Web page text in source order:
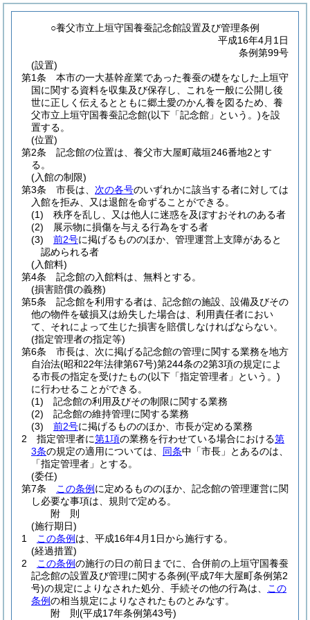
○養父市立上垣守国養蚕記念館設置及び管理条例
平成16年4月1日
条例第99号
(設置)
第1条
本市の一大基幹産業であった養蚕の礎をなした上垣守
国に関する資料を収集及び保存し、これを一般に公開し後
世に正しく伝えるとともに郷土愛のかん養を図るため、養
父市立上垣守国養蚕記念館(以下「記念館」という。)を設
置する。
(位置)
第2条
記念館の位置は、養父市大屋町蔵垣246番地2とす
る。
(入館の制限)
第3条
市長は、 次の各号のいずれかに該当する者に対しては
入館を拒み、又は退館を命ずることができる。
(1)
秩序を乱し、又は他人に迷惑を及ぼすおそれのある者
(2)
展示物に損傷を与える行為をする者
(3)
前2号に掲げるもののほか、管理運営上支障があると
認められる者
(入館料)
第4条
記念館の入館料は、無料とする。
(損害賠償の義務)
第5条
記念館を利用する者は、記念館の施設、設備及びその
他の物件を破損又は紛失した場合は、利用責任者におい
て、それによって生じた損害を賠償しなければならない。
(指定管理者の指定等)
第6条
市長は、次に掲げる記念館の管理に関する業務を地方
自治法(昭和22年法律第67号)第244条の2第3項の規定によ
る市長の指定を受けたもの(以下「指定管理者」という。)
に行わせることができる。
(1)
記念館の利用及びその制限に関する業務
(2)
記念館の維持管理に関する業務
(3)
前2号に掲げるもののほか、市長が定める業務
2
指定管理者に第1項の業務を行わせている場合における第
3条の規定の適用については、 同条中「市長」とあるのは、
「指定管理者」とする。
(委任)
第7条
この条例 に定めるもののほか、記念館の管理運営に関
し必要な事項は、規則で定める。
附 則
(施行期日)
1
この条例 は、平成16年4月1日から施行する。
(経過措置)
2
この条例の施行の日の前日までに、合併前の上垣守国養蚕
記念館の設置及び管理に関する条例(平成7年大屋町条例第2
号)の規定によりなされた処分、手続その他の行為は、
この
条例の相当規定によりなされたものとみなす。
附 則(平成17年条例第43号)